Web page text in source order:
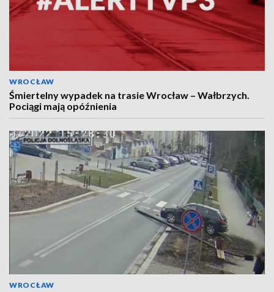
WROCŁAW
Śmiertelny wypadek na trasie Wrocław – Wałbrzych.
Pociągi mają opóźnienia
WROCŁAW